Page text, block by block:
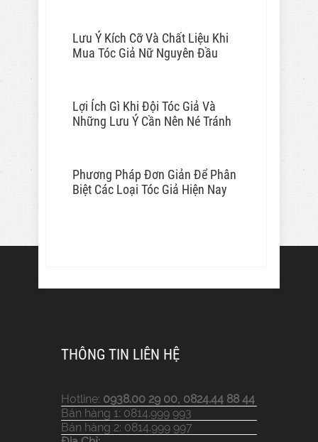
Lưu Ý Kích Cỡ Và Chất Liệu Khi
Mua Tóc Giả Nữ Nguyên Đầu
Lợi Ích Gì Khi Đội Tóc Giả Và
Những Lưu Ý Cần Nên Né Tránh
Phương Pháp Đơn Giản Để Phân
Biệt Các Loại Tóc Giả Hiện Nay
THÔNG TIN LIÊN HỆ
Hotline: 0938.00 29 00, 0824.44 88 44
Bán hàng 1: 0814.999 993
Bán hàng 2: 0814.999 997